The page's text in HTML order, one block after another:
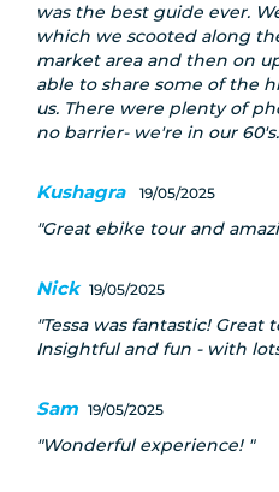
was the best guide ever.
which we scooted along
market area and then on
able to share some of the
us. There were plenty of
no barrier- we're in our
Kushagra 19/05/2025
Great ebike tour and
Nick 19/05/2025
Tessa was fantastic!
Insightful and fun - with
Sam 19/05/2025
Wonderful experience!